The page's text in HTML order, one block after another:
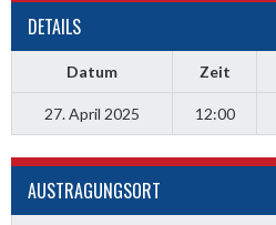
DETAILS
Datum Zeit
27. April 2025 12:00
AUSTRAGUNGSORT